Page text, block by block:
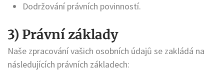
Dodržování právních povinností.
3) Právní základy
Naše zpracování vašich osobních údajů se zakládá na
následujících právních základech: